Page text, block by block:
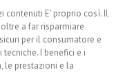
contenuti E' proprio così. Il
a far risparmiare
per il consumatore e
I benefici e i
le prestazioni e la